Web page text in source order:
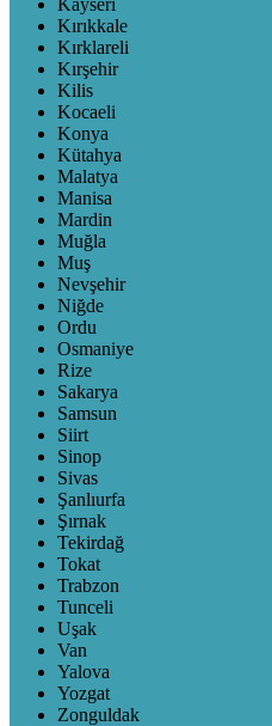
Kayseri
Kırıkkale
Kırklareli
Kırşehir
Kilis
Kocaeli
Konya
Kütahya
Malatya
Manisa
Mardin
Muğla
Muş
Nevşehir
Niğde
Ordu
Osmaniye
Rize
Sakarya
Samsun
Siirt
Sinop
Sivas
Şanlıurfa
Şırnak
Tekirdağ
Tokat
Trabzon
Tunceli
Uşak
Van
Yalova
Yozgat
Zonguldak